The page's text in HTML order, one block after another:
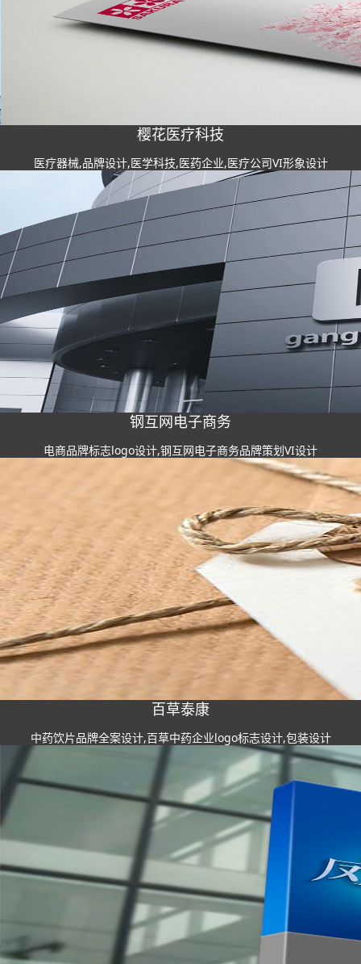
樱花医疗科技
医疗器械,品牌设计,医学科技,医药企业,医疗公司VI形象设计
钢互网电子商务
电商品牌标志logo设计,钢互网电子商务品牌策划VI设计
百草泰康
中药饮片品牌全案设计,百草中药企业logo标志设计,包装设计